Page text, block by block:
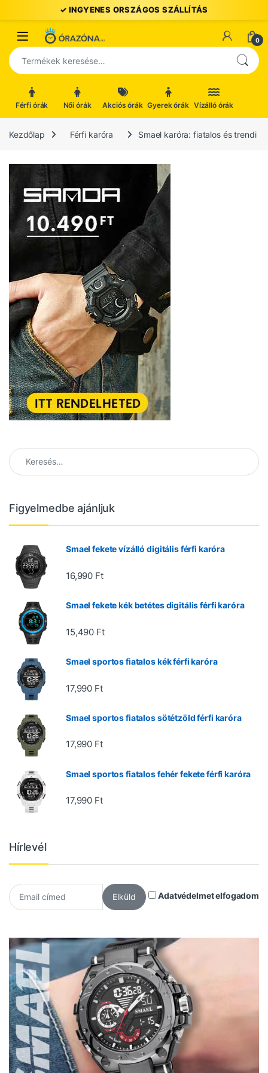
Ugrás a navigációhoz
Ugrás a tartalomhoz
Open 0
Keresés a következőre:
Férfi órák Női órák Akciós órák Gyerek órák Vízálló órák
Kezdőlap Férfi karóra Smael karóra: fiatalos és trendi
Keresés:
Figyelmedbe ajánljuk
Smael fekete vízálló digitális férfi karóra
16,990 Ft
Smael fekete kék betétes digitális férfi karóra
15,490 Ft
Smael sportos fiatalos kék férfi karóra
17,990 Ft
Smael sportos fiatalos sötétzöld férfi karóra
17,990 Ft
Smael sportos fiatalos fehér fekete férfi karóra
17,990 Ft
Hírlevél
Elküld Adatvédelmet elfogadom